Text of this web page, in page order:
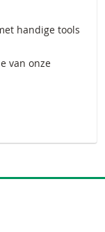
handige tools
van onze